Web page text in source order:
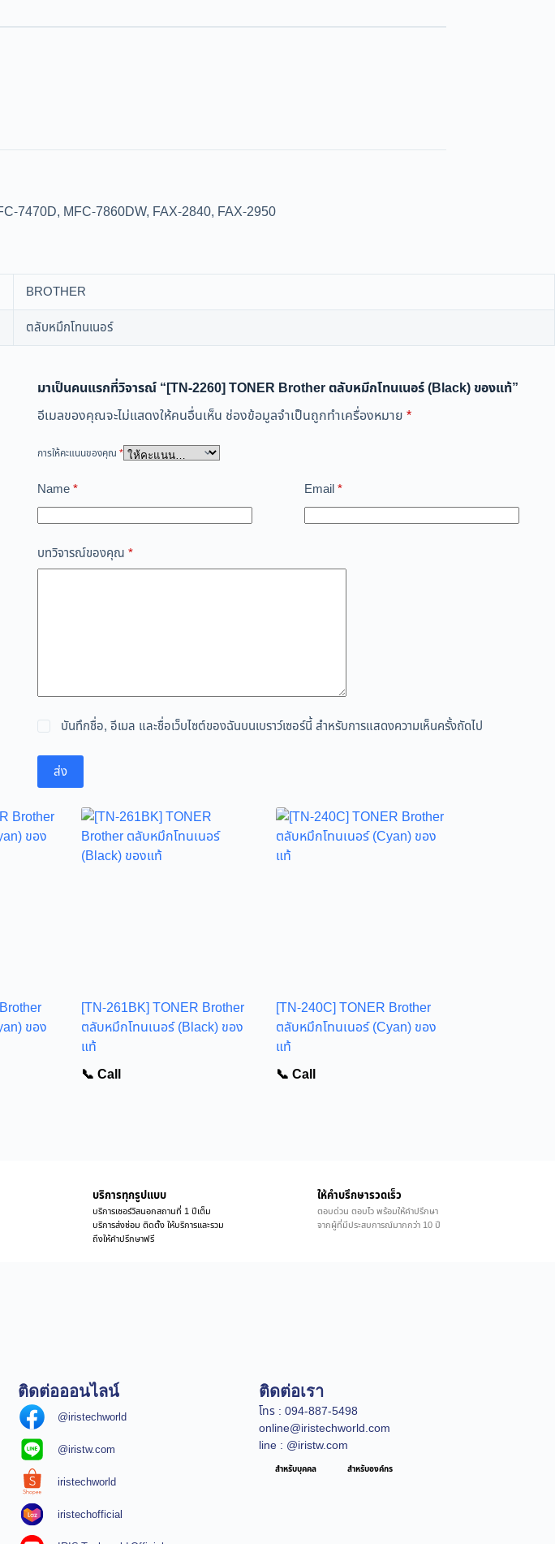
7470D, MFC-7860DW, FAX-2840, FAX-2950
BROTHER
ตลับหมึกโทนเนอร์
มาเป็นคนแรกที่วิจารณ์ “[TN-2260] TONER Brother ตลับหมึกโทนเนอร์ (Black) ของแท้”
อีเมลของคุณจะไม่แสดงให้คนอื่นเห็น ช่องข้อมูลจำเป็นถูกทำเครื่องหมาย *
การให้คะแนนของคุณ *
Name* Email*
บทวิจารณ์ของคุณ *
บันทึกชื่อ, อีเมล และชื่อเว็บไซต์ของฉันบนเบราว์เซอร์นี้ สำหรับการแสดงความเห็นครั้งถัดไป
ส่ง
ของ
[TN-261BK] TONER Brother
ตลับหมึกโทนเนอร์ (Black) ของ
แท้
📞 Call
[TN-240C] TONER Brother
ตลับหมึกโทนเนอร์ (Cyan) ของ
แท้
📞 Call
บริการทุกรูปแบบ
บริการเซอร์วิสนอกสถานที่ 1 ปีเต็ม
บริการส่งซ่อม ติดตั้ง ให้บริการและรวม
ถึงให้คำปรึกษาฟรี
ให้คำบรึกษารวดเร็ว
ตอบด่วน ตอบไว พร้อมให้คำปรึกษา
จากผู้ที่มีประสบการณ์มากกว่า 10 ปี
ติดต่อออนไลน์
@iristechworld
@iristw.com
iristechworld
iristechofficial
ติดต่อเรา
โทร : 094-887-5498
online@iristechworld.com
line : @iristw.com
สำหรับบุคคล สำหรับองค์กร